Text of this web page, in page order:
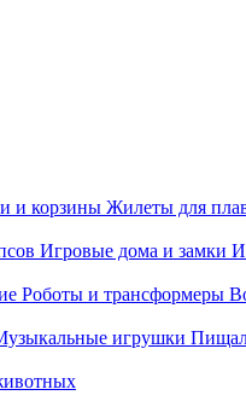
и корзины Жилеты для
Игровые дома и замки
Роботы и трансформеры
игрушки